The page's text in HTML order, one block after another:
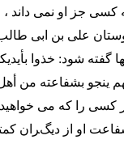
جز او نمی داند ،
علی بن ابی
گفته شود: خذوا
ینجو بشفاعته من
کسی را که می
شفاعت او از دیگران